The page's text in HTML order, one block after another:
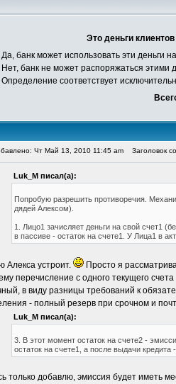
Это деньги
Да, банк может использовать эти деньги
Нет, банк не может распоряжаться этими
Определение соответствует
Чт Май 13, 2010 11:45 am Заголовок
Luk_M писал(а):
Попробую разрешить противоречия.
дядей Алексом).
1. Лицо1 зачисляет деньги на свой счет1
в пассиве - остаток на счете1. У Лица1 в
Алекса устроит.
Просто я
перечисление с одного текущего
в виду разницы требований к
- полный резерв при срочном и
Luk_M писал(а):
3. В этот момент остаток на счете2 -
остаток на счете1, а после выдачи кредита
только добавлю, эмиссия будет иметь